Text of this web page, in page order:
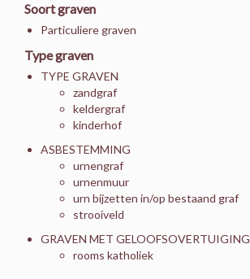
Soort graven
Particuliere graven
Type graven
TYPE GRAVEN
zandgraf
keldergraf
kinderhof
ASBESTEMMING
urnengraf
urnenmuur
urn bijzetten in/op bestaand graf
strooiveld
GRAVEN MET GELOOFSOVERTUIGING
rooms katholiek